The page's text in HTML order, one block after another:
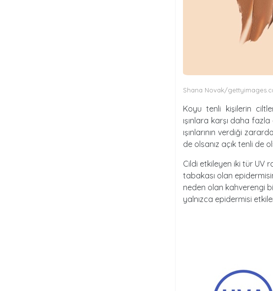
Shana Novak/
Koyu tenli kişilerin
ışınlara karşı daha
ışınlarının verdiği
de olsanız açık tenli de
Cildi etkileyen iki tür UV
tabakası olan
neden olan kahverengi
yalnızca epidermisi